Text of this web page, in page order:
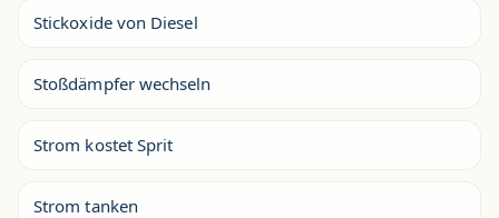
Stickoxide von Diesel
Stoßdämpfer wechseln
Strom kostet Sprit
Strom tanken